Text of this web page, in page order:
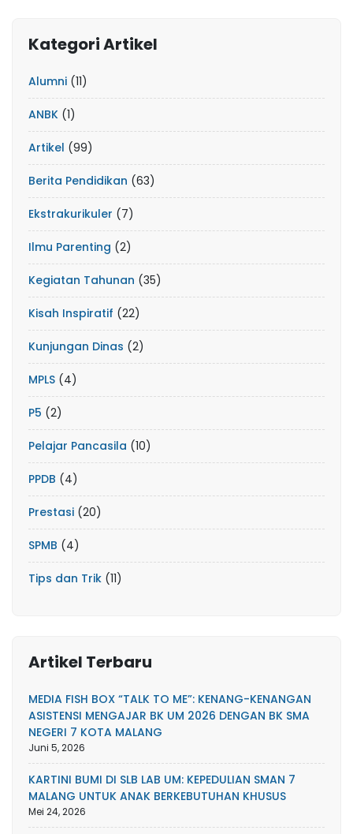
Kategori Artikel
Alumni (11)
ANBK (1)
Artikel (99)
Berita Pendidikan (63)
Ekstrakurikuler (7)
Ilmu Parenting (2)
Kegiatan Tahunan (35)
Kisah Inspiratif (22)
Kunjungan Dinas (2)
MPLS (4)
P5 (2)
Pelajar Pancasila (10)
PPDB (4)
Prestasi (20)
SPMB (4)
Tips dan Trik (11)
Artikel Terbaru
MEDIA FISH BOX “TALK TO ME”: KENANG-KENANGAN
ASISTENSI MENGAJAR BK UM 2026 DENGAN BK SMA
NEGERI 7 KOTA MALANG
Juni 5, 2026
KARTINI BUMI DI SLB LAB UM: KEPEDULIAN SMAN 7
MALANG UNTUK ANAK BERKEBUTUHAN KHUSUS
Mei 24, 2026